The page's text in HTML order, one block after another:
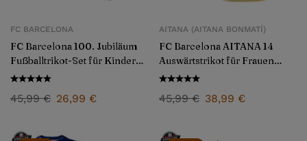
FC BARCELONA
FC Barcelona 100. Jubiläum
Fußballtrikot-Set für Kinder
2025/26
45,99€ 26,99 €
AITANA (AITANA BONMATÍ)
FC Barcelona AITANA 14
Auswärtstrikot für Frauen
2025/26
45,99€ 38,99 €